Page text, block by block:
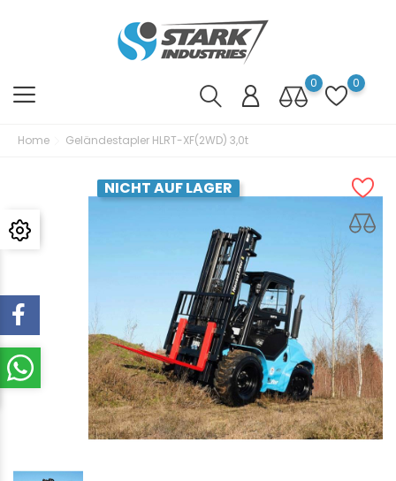
0 0
Home Geländestapler HLRT-XF(2WD) 3,0t
NICHT AUF LAGER